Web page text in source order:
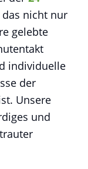
nicht nur
gelebte
individuelle
der
Unsere
und